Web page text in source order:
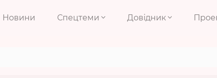
Новини Спецтеми Довідник